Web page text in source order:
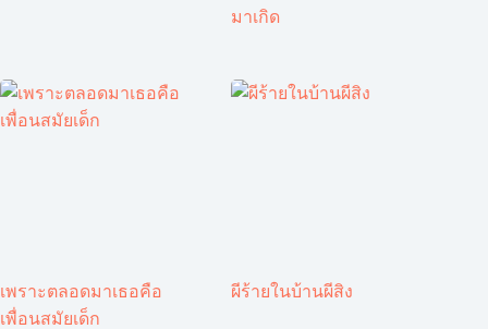
มาเกิด
เพราะตลอดมาเธอคือ
เพื่อนสมัยเด็ก
ผีร้ายในบ้านผีสิง